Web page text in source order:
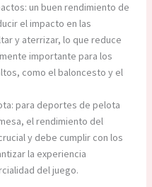
un buen rendimiento de
el impacto en las
y aterrizar, lo que reduce
importante para los
como el baloncesto y el
para deportes de pelota
el rendimiento del
y debe cumplir con los
la experiencia
del juego.